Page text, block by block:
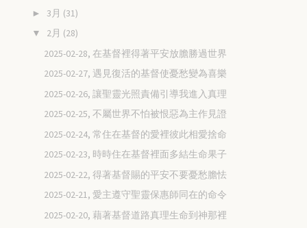
► 3月 (31)
▼ 2月 (28)
2025-02-28, 在基督裡得著平安放膽勝過世界
2025-02-27, 遇見復活的基督使憂愁變為喜樂
2025-02-26, 讓聖靈光照責備引導我進入真理
2025-02-25, 不屬世界不怕被恨惡為主作見證
2025-02-24, 常住在基督的愛裡彼此相愛捨命
2025-02-23, 時時住在基督裡面多結生命果子
2025-02-22, 得著基督賜的平安不要憂愁膽怯
2025-02-21, 愛主遵守聖靈保惠師同在的命令
2025-02-20, 藉著基督道路真理生命到神那裡